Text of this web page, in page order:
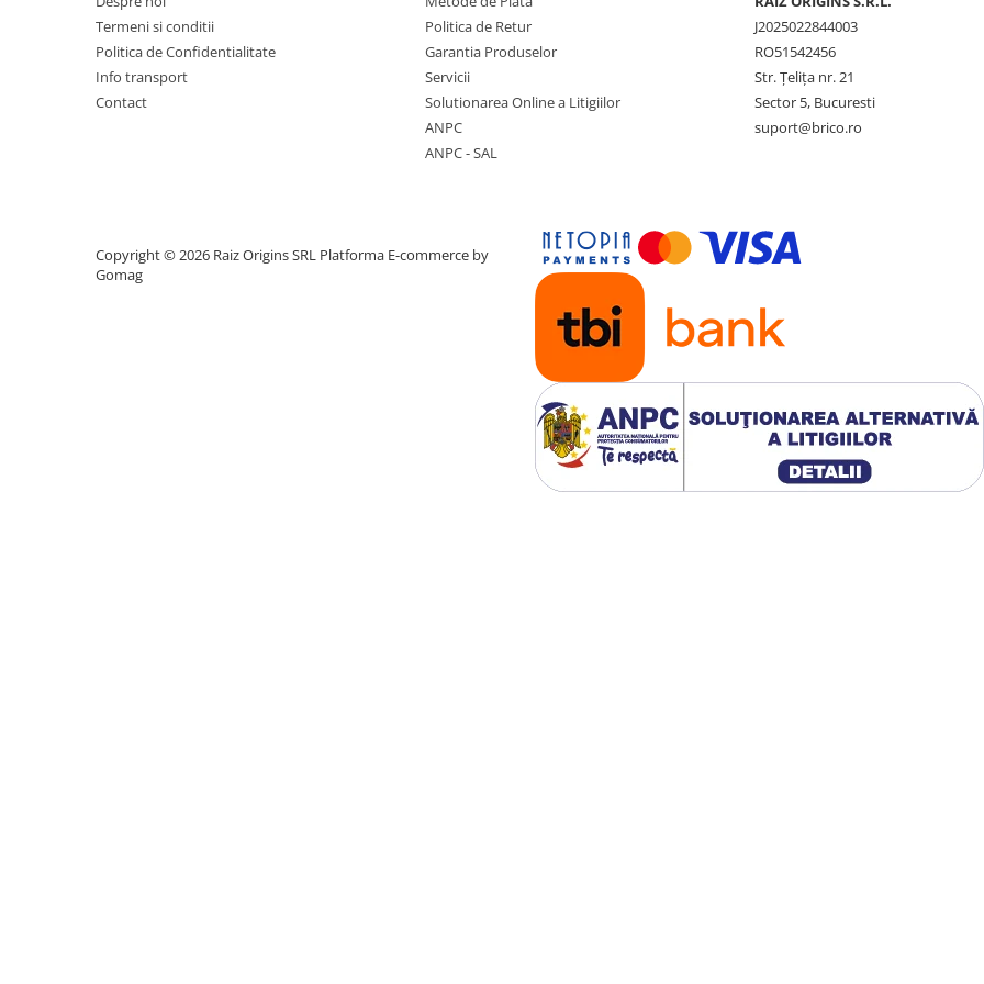
Mese cafea si decorative
Rafturi si biblioteci
Termeni si conditii
Politica de Confidentialitate
Info transport
Contact
Politica de Retur
Garantia Produselor
Servicii
Solutionarea Online a Litigiilor
ANPC
ANPC - SAL
J2025022844003
RO51542456
Str. Țelița nr. 21
Sector 5, Bucuresti
suport@brico.ro
Copyright © 2026 Raiz Origins SRL Platforma E-commerce by
Gomag